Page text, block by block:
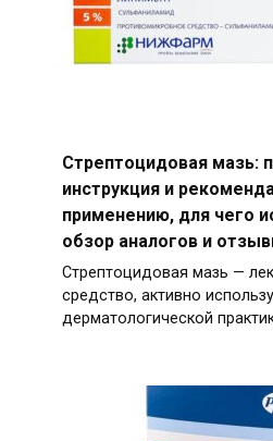
Стрептоцидовая мазь:
инструкция и
применению, для чего
обзор аналогов и
Стрептоцидовая мазь —
средство, активно
дерматологической